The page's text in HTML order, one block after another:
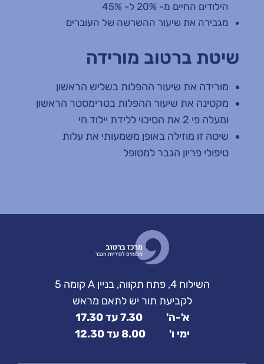
הילודים החיים מ- 20% ל- 45%
מגבירה את שיעור ההשרשה של העוברים
שיטת ברטוב מורידה
מורידה את שיעור ההפלות בשליש הראשון
מקטינה את שיעור ההפלות בטרימסטר הראשון
ומעלה פי 2 את הסיכוי ללידת יילוד חי
שיטה זו מוזילה באופן משמעותי את עלות
טיפולי פריון הגבר למטופל
השילוח 4, פתח תקווה, בניין A קומה 5
לקביעת תור יש לתאם מראש
א'-ה' 7.30 עד 17.30
ימי ו' 8.00 עד 12.30